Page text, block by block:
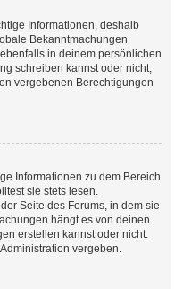
Informationen, deshalb
Bekanntmachungen
in deinem persönlichen
schreiben kannst oder nicht,
vergebenen Berechtigungen
Informationen zu dem Bereich
sie stets lesen.
Seite des Forums, in dem sie
hängt es von deinen
erstellen kannst oder nicht.
vergeben.